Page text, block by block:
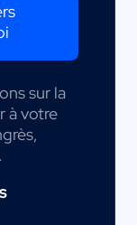
sur la
à votre